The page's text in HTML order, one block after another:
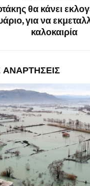
θα κάνει
για να
καλοκαιρία
ΑΝΑΡΤΉΣΕΙΣ